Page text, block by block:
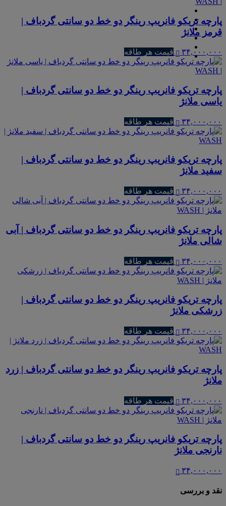
پارچه تریکو فانریپ رینگر دو خط دو سانتی گردباف |
قرمز ملانژ
۳۴,۰۰۰,۰۰۰ قیمت هر طاقه
پارچه تریکو فانریپ رینگر دو خط دو سانتی گردباف |
یاسی ملانژ
۳۴,۰۰۰,۰۰۰ قیمت هر طاقه
پارچه تریکو فانریپ رینگر دو خط دو سانتی گردباف |
سفید ملانژ
۳۴,۰۰۰,۰۰۰ قیمت هر طاقه
پارچه تریکو فانریپ رینگر دو خط دو سانتی گردباف | آبی
شالی ملانژ
۳۴,۰۰۰,۰۰۰ قیمت هر طاقه
پارچه تریکو فانریپ رینگر دو خط دو سانتی گردباف |
زرشکی ملانژ
۳۴,۰۰۰,۰۰۰ قیمت هر طاقه
پارچه تریکو فانریپ رینگر دو خط دو سانتی گردباف | زرد
ملانژ
۳۴,۰۰۰,۰۰۰ قیمت هر طاقه
پارچه تریکو فانریپ رینگر دو خط دو سانتی گردباف |
نارنجی ملانژ
۳۴,۰۰۰,۰۰۰
نقد و بررسی